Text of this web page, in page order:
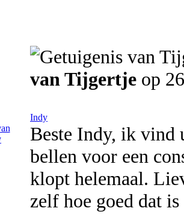
van Tijgertje op
Indy
Beste Indy, ik vind
bellen voor een
klopt helemaal.
zelf hoe goed dat